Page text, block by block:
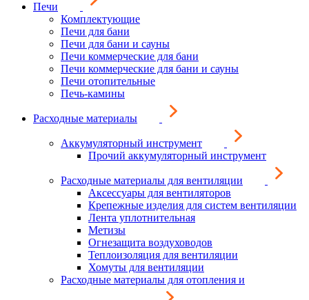
Печи
Комплектующие
Печи для бани
Печи для бани и сауны
Печи коммерческие для бани
Печи коммерческие для бани и сауны
Печи отопительные
Печь-камины
Расходные материалы
Аккумуляторный инструмент
Прочий аккумуляторный инструмент
Расходные материалы для вентиляции
Аксессуары для вентиляторов
Крепежные изделия для систем вентиляции
Лента уплотнительная
Метизы
Огнезащита воздуховодов
Теплоизоляция для вентиляции
Хомуты для вентиляции
Расходные материалы для отопления и